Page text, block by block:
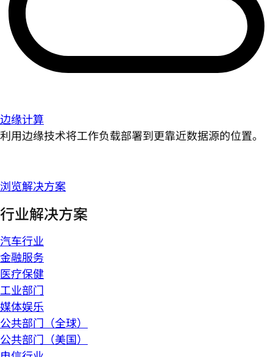
边缘计算
利用边缘技术将工作负载部署到更靠近数据源的位置。
浏览解决方案
行业解决方案
汽车行业
金融服务
医疗保健
工业部门
媒体娱乐
公共部门（全球）
公共部门（美国）